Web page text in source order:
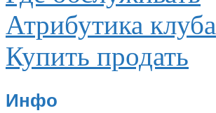
Атрибутика клуба
Купить продать
Инфо